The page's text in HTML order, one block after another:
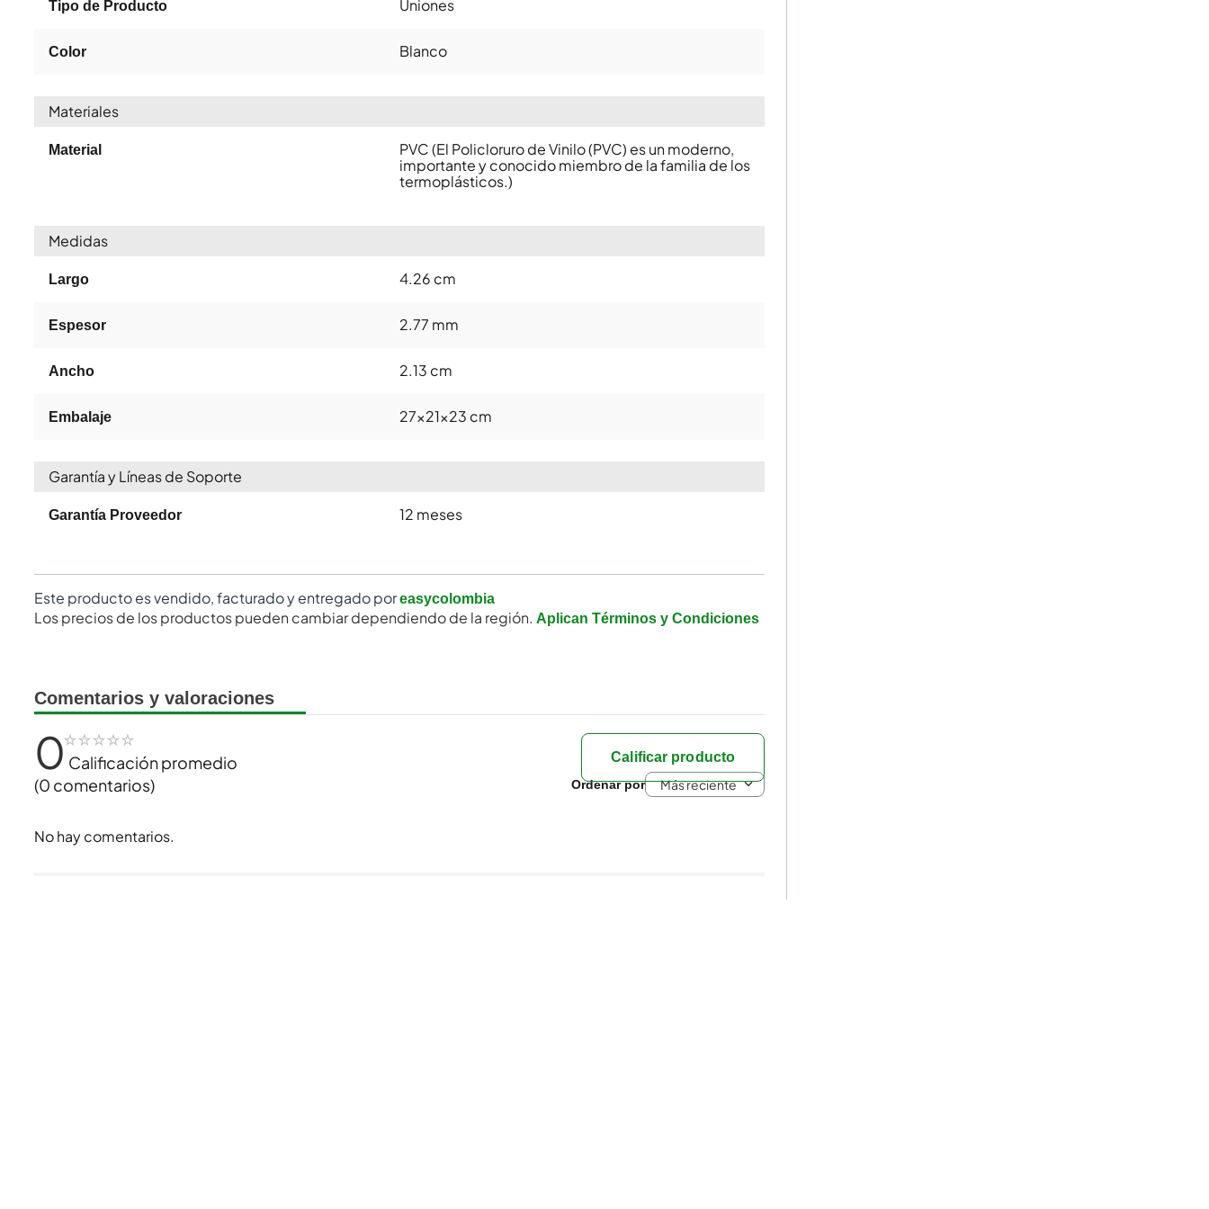
Tipo de Producto Uniones
Color Blanco
Materiales
Material
PVC (El Policloruro de Vinilo (PVC) es un moderno,
importante y conocido miembro de la familia de los
termoplásticos.)
Medidas
Largo 4.26 cm
Espesor 2.77 mm
Ancho 2.13 cm
Embalaje 27x21x23 cm
Garantía y Líneas de Soporte
Garantía Proveedor 12 meses
Este producto es vendido, facturado y entregado poreasycolombia
Los precios de los productos pueden cambiar dependiendo de la región. Aplican Términos y Condiciones
Comentarios y valoraciones
Calificar producto
☆☆☆☆☆
0Calificación promedio
(0 comentarios)
Más reciente
No hay comentarios.